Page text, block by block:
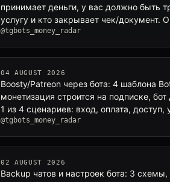
принимает деньги, у вас должно быть
услугу и кто закрывает чек/документ.
@tgbots_money_radar
04 AUGUST 2026
Boosty/Patreon через бота: 4 шаблона
монетизация строится на подписке,
1 из 4 сценариев: вход, оплата,
@tgbots_money_radar
02 AUGUST 2026
Backup чатов и настроек бота: 3